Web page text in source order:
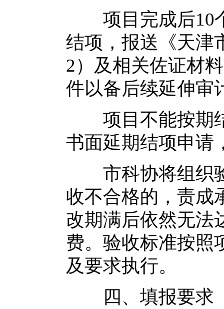
项目完成后10个
结项，报送《天津
2）及相关佐证材
件以备后续延伸审
项目不能按期结
书面延期结项申请
市科协将组织验
收不合格的，责成
改期满后依然无法
费。验收标准按照
及要求执行。
四、填报要求